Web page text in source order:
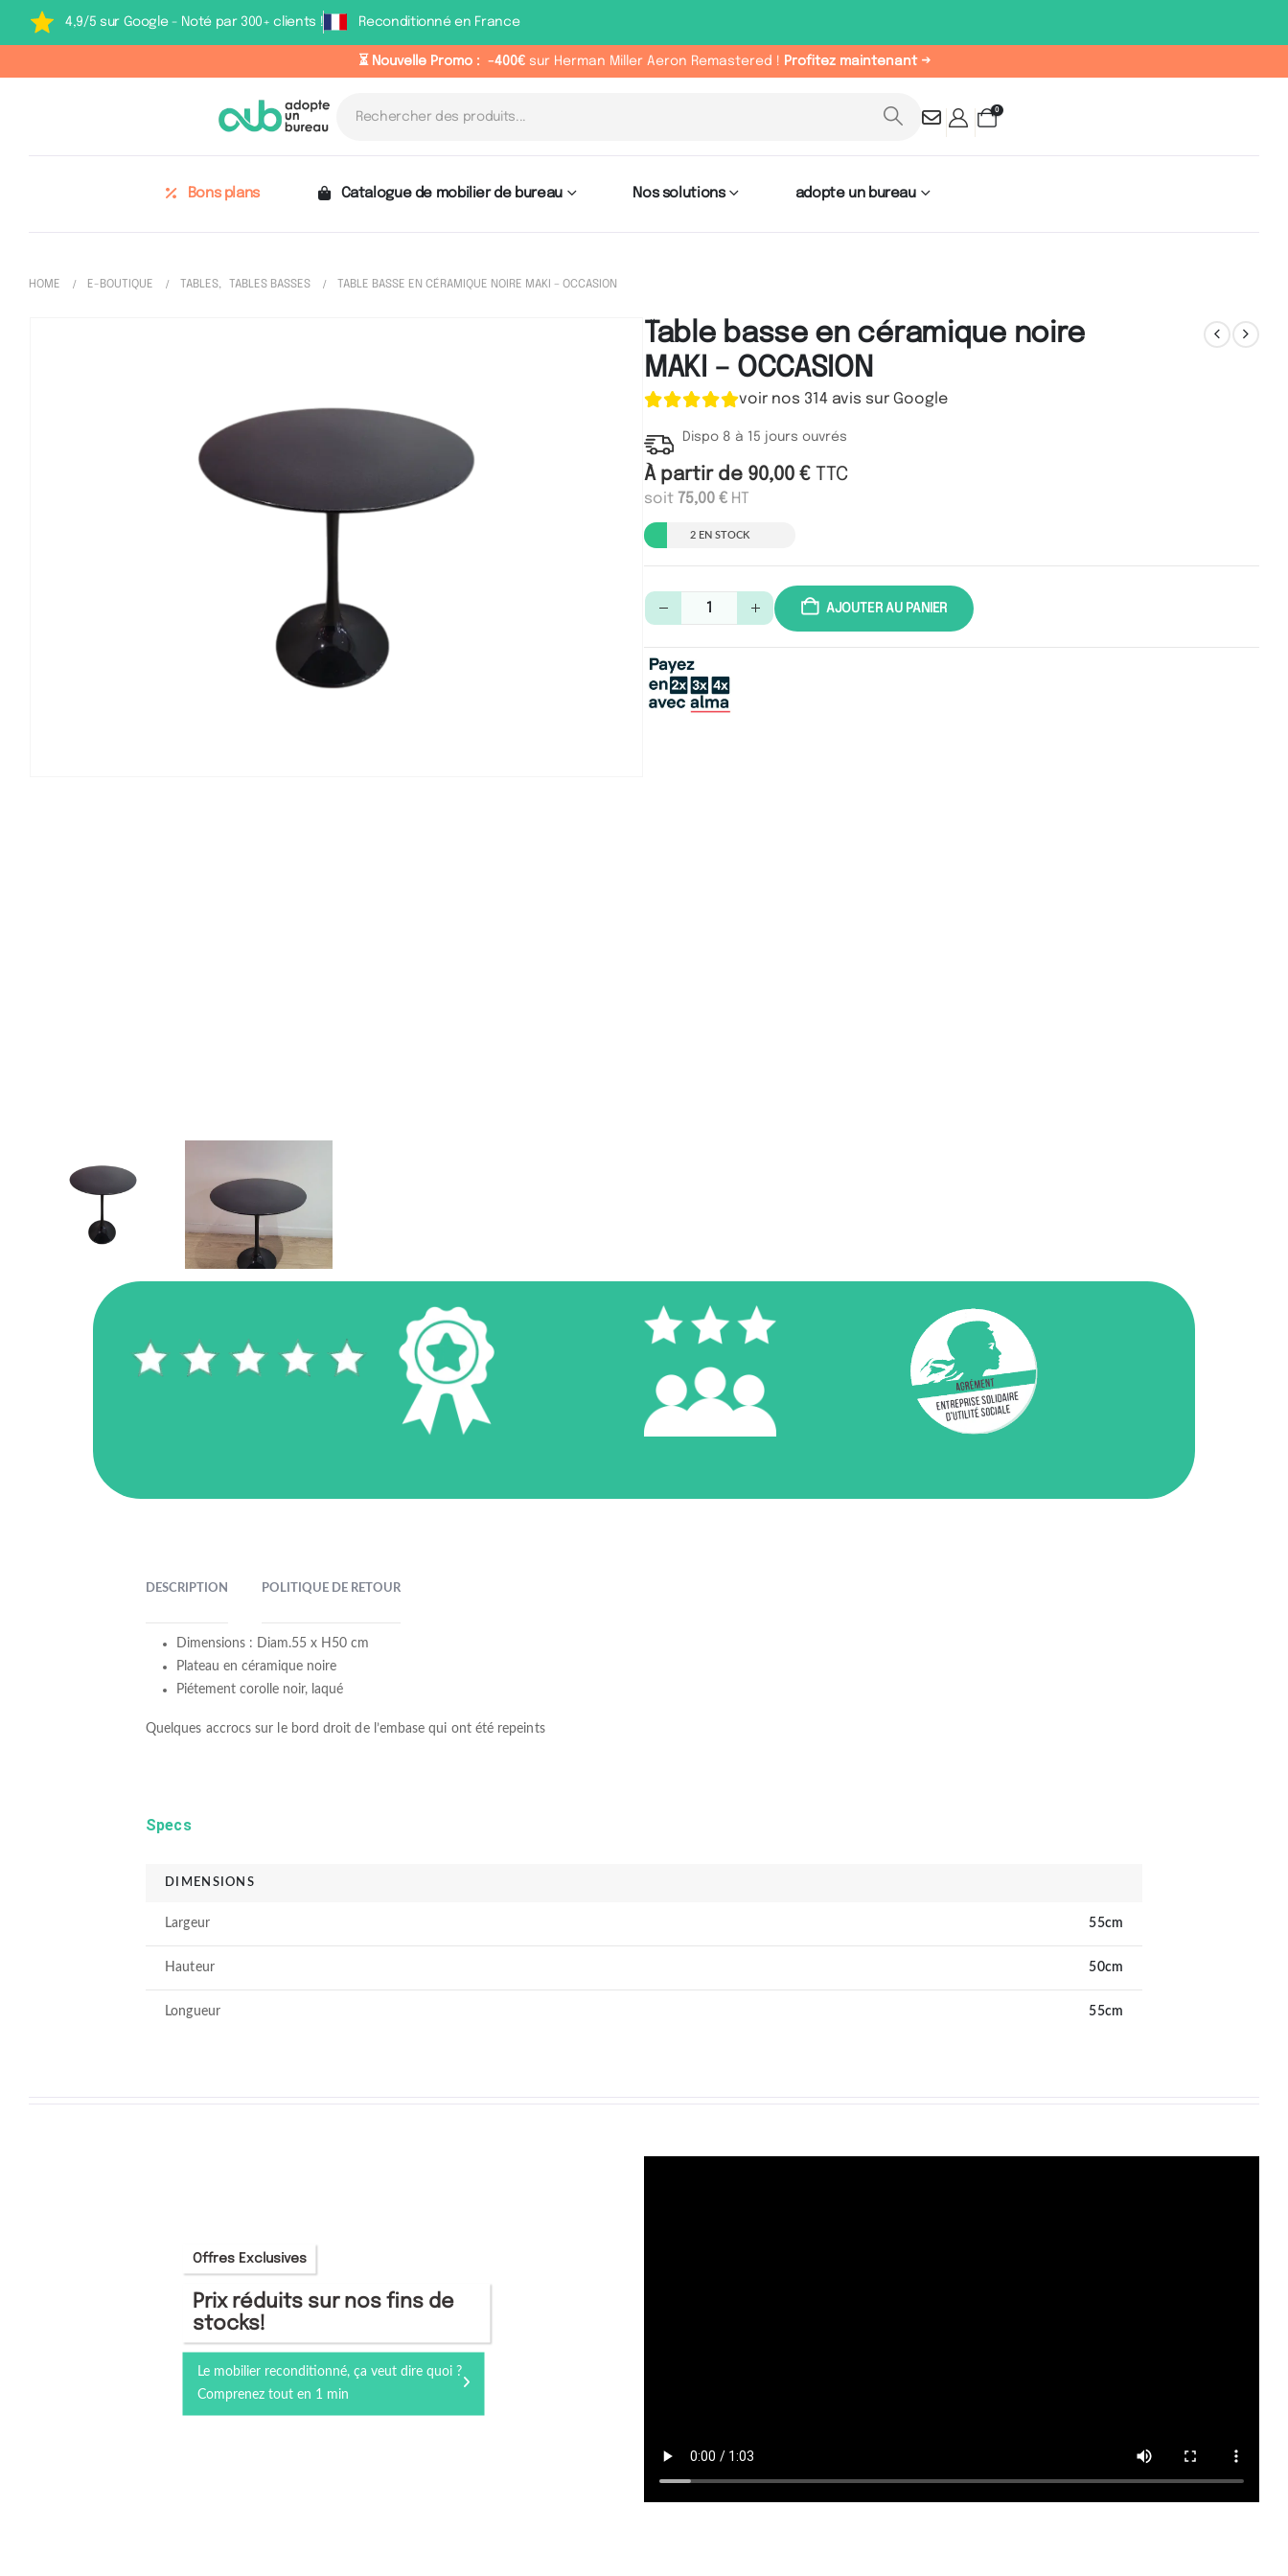
4,9/5 sur Google - Noté par 300+ clients ! Reconditionné en France
⏳ Nouvelle Promo : -400€sur Herman Miller Aeron Remastered ! Profitez maintenant →
0
Bons plans Catalogue de mobilier de bureau Nos solutions adopte un bureau
HOME E-BOUTIQUE TABLES, TABLES BASSES TABLE BASSE EN CÉRAMIQUE NOIRE MAKI – OCCASION
Table basse en céramique noire
MAKI – OCCASION
voir nos 314 avis sur Google
Dispo 8 à 15 jours ouvrés
À partir de 90,00 € TTC
soit 75,00 € HT
2 EN STOCK
AJOUTER AU PANIER
DESCRIPTION POLITIQUE DE RETOUR
Dimensions : Diam.55 x H50 cm
Plateau en céramique noire
Piétement corolle noir, laqué
Quelques accrocs sur le bord droit de l’embase qui ont été repeints
Specs
DIMENSIONS
Largeur 55cm
Hauteur 50cm
Longueur 55cm
Offres Exclusives
Prix réduits sur nos fins de
stocks!
Le mobilier reconditionné, ça veut dire quoi ?
Comprenez tout en 1 min